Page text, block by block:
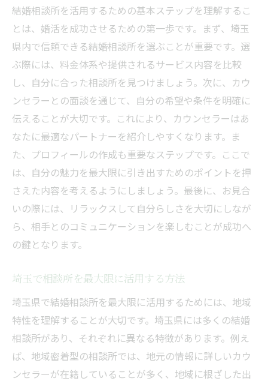
結婚相談所を活用するための基本ステップを理解するこ
とは、婚活を成功させるための第一歩です。まず、埼玉
県内で信頼できる結婚相談所を選ぶことが重要です。選
ぶ際には、料金体系や提供されるサービス内容を比較
し、自分に合った相談所を見つけましょう。次に、カウ
ンセラーとの面談を通じて、自分の希望や条件を明確に
伝えることが大切です。これにより、カウンセラーはあ
なたに最適なパートナーを紹介しやすくなります。ま
た、プロフィールの作成も重要なステップです。ここで
は、自分の魅力を最大限に引き出すためのポイントを押
さえた内容を考えるようにしましょう。最後に、お見合
いの際には、リラックスして自分らしさを大切にしなが
ら、相手とのコミュニケーションを楽しむことが成功へ
の鍵となります。
埼玉で相談所を最大限に活用する方法
埼玉県で結婚相談所を最大限に活用するためには、地域
特性を理解することが大切です。埼玉県には多くの結婚
相談所があり、それぞれに異なる特徴があります。例え
ば、地域密着型の相談所では、地元の情報に詳しいカウ
ンセラーが在籍していることが多く、地域に根ざした出